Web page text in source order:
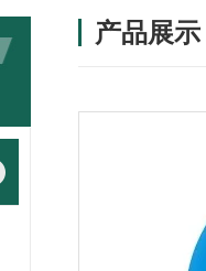
产品展示